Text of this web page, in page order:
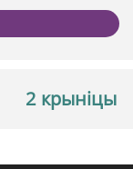
2 крыніцы